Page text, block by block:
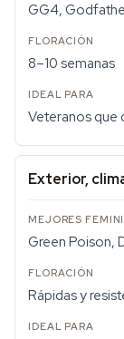
GG4,
8–10 semanas
Veteranos que
Exterior,
Green Poison,
Rápidas y